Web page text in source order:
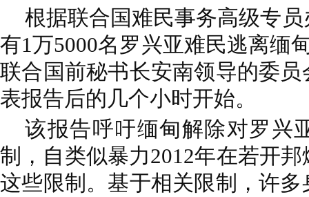
根据联合国难民事务高级专
有1万5000名罗兴亚难民逃离缅
联合国前秘书长安南领导的委
表报告后的几个小时开始。
该报告呼吁缅甸解除对罗兴
制，自类似暴力2012年在若开
这些限制。基于相关限制，许